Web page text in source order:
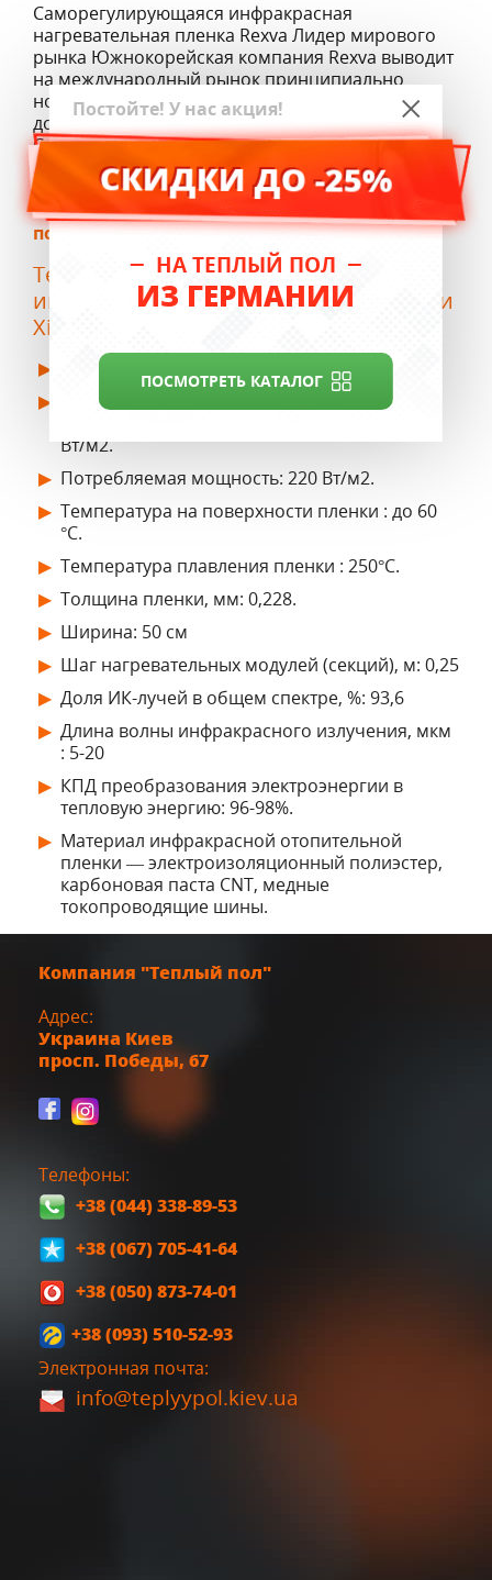
Саморегулирующаяся инфракрасная
нагревательная пленка Rexva Лидер мирового
рынка Южнокорейская компания Rexva выводит
на международный рынок принципиально
новый продукт, не имеющий аналогов
достойного соотношения цена/качество.
Специально разработанный состав и нанесение
нагревательного элемента позволяют снижать
выходную мощность нагрева до 30% в местах
перегрева. Может устанавливаться как
теплый
пол под ламинат.
Технические характеристики
инфракрасной нагревательной пленки
XiCA REXVA:
Напряжение сети: 220 V, 50 Hz.
Среднесуточное потребление
Вт/м2.
Потребляемая мощность: 220 Вт/м2.
Температура на поверхности пленки : до 60
°С.
Температура плавления пленки : 250°С.
Толщина пленки, мм: 0,228.
Ширина: 50 см
Шаг нагревательных модулей (секций), м: 0,25
Доля ИК-лучей в общем спектре, %: 93,6
Длина волны инфракрасного излучения, мкм
: 5-20
КПД преобразования электроэнергии в
тепловую энергию: 96-98%.
Материал инфракрасной отопительной
пленки ― электроизоляционный полиэстер,
карбоновая паста CNT, медные
токопроводящие шины.
Компания "Теплый пол"
Адрес:
Украина Киев
просп. Победы, 67
Телефоны:
+38 (044) 338-89-53
+38 (067) 705-41-64
+38 (050) 873-74-01
+38 (093) 510-52-93
Электронная почта:
info@teplyypol.kiev.ua
Постойте! У нас акция!
СКИДКИ ДО -25%
НА ТЕПЛЫЙ ПОЛ
ИЗ ГЕРМАНИИ
ПОСМОТРЕТЬ КАТАЛОГ